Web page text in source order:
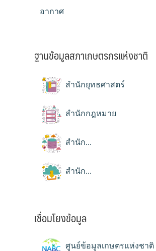
อากาศ
ฐานข้อมูลสภาเกษตรกรแห่งชาติ
สำนักยุทธศาสตร์
สำนักกฎหมาย
สำนัก...
สำนัก...
เชื่อมโยงข้อมูล
ศูนย์ข้อมูลเกษตรแห่งชาติ